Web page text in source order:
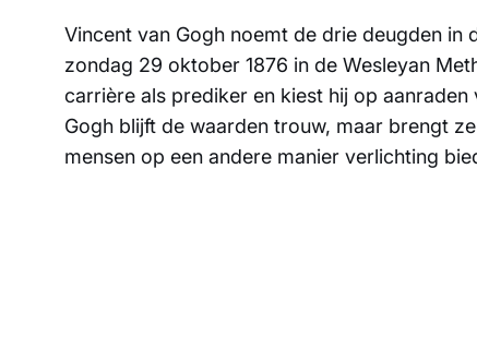
Vincent van Gogh noemt de drie deugden
zondag 29 oktober 1876 in de Wesleyan
carrière als prediker en kiest hij op
Gogh blijft de waarden trouw, maar brengt
mensen op een andere manier verlichting